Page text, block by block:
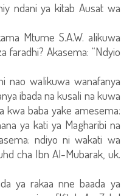
ndani ya kitab Ausat wa
Mtume S.A.W. alikuwa
faradhi? Akasema: “Ndyio
nao walikuwa wanafanya
ibada na kusali na kuwa
kwa baba yake amesema:
ya kati ya Magharibi na
ndiyo ni wakati wa
cha Ibn Al-Mubarak, uk.
ya rakaa nne baada ya